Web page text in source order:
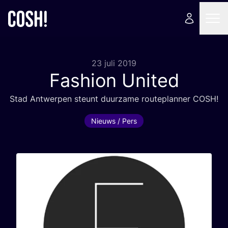
23 juli 2019
Fashion United
Stad Ant­wer­pen steunt duur­za­me rou­te­plan­ner COSH!
Nieuws / Pers